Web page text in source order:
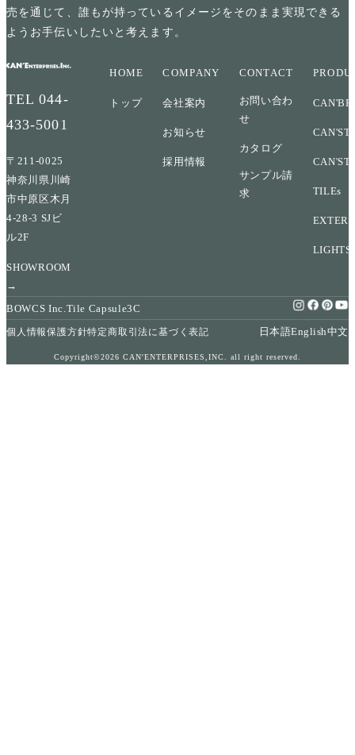
売を通じて、誰もが持っているイメージをそのまま実現できる
ようお手伝いしたいと考えます。
TEL044-
433-5001
〒211-0025
神奈川県川崎
市中原区木月
4-28-3 SJビ
ル2F
SHOWROOM
→
HOME
トップ
COMPANY
会社案内
お知らせ
採用情報
CONTACT
お問い合わ
せ
カタログ
サンプル請
求
TILEs
LIGHTS
BOWCS Inc. Tile Capsule3C
個人情報保護方針特定商取引法に基づく表記 日本語English中文
Copyright©2026 CAN'ENTERPRISES,INC. all right reserved.